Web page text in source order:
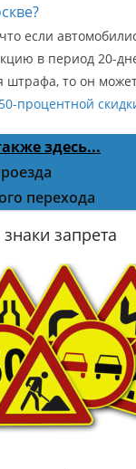
если
в период 20-
штрафа, то он
процентной
здесь...
перехода
запрета